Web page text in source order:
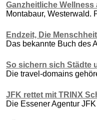
Ganzheitliche Wellness
Montabaur, Westerwald.
Endzeit, Die
Das bekannte Buch des
So sichern sich Städte
Die travel-domains
JFK rettet mit TRINX
Die Essener Agentur